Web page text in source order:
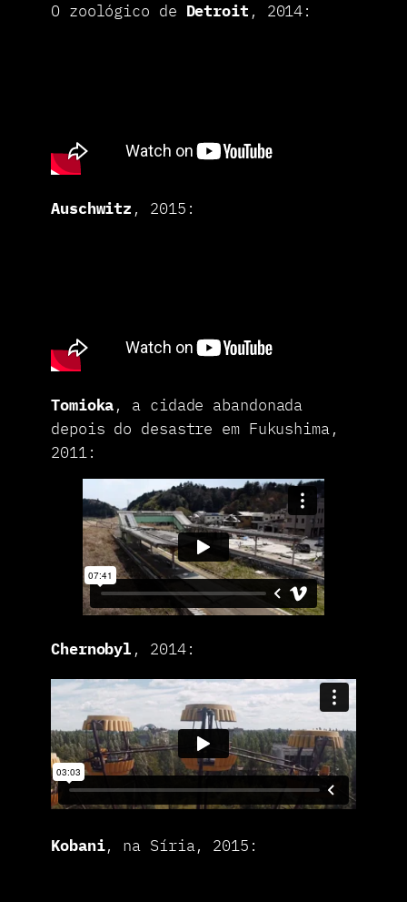
O zoológico de Detroit , 2014:
Auschwitz , 2015:
Tomioka, a cidade abandonada
depois do desastre em Fukushima,
2011:
Chernobyl , 2014:
Kobani, na Síria, 2015: